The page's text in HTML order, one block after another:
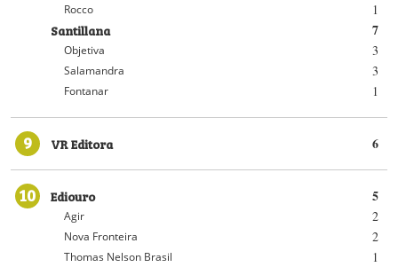
1
Rocco
7
Santillana
3
Objetiva
3
Salamandra
1
Fontanar
9 6
VR Editora
10 5
Ediouro
2
Agir
2
Nova Fronteira
1
Thomas Nelson Brasil